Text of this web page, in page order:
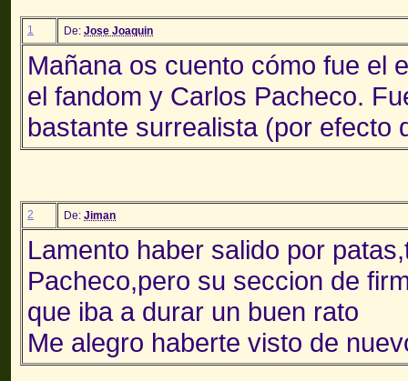
1 De: Jose Joaquin
Mañana os cuento cómo fue el
el fandom y Carlos Pacheco.
bastante surrealista (por efecto
2 De: Jiman
Lamento haber salido por
Pacheco,pero su seccion de
que iba a durar un buen rato
Me alegro haberte visto de